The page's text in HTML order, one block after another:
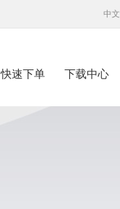
中文
快速下单 下载中心